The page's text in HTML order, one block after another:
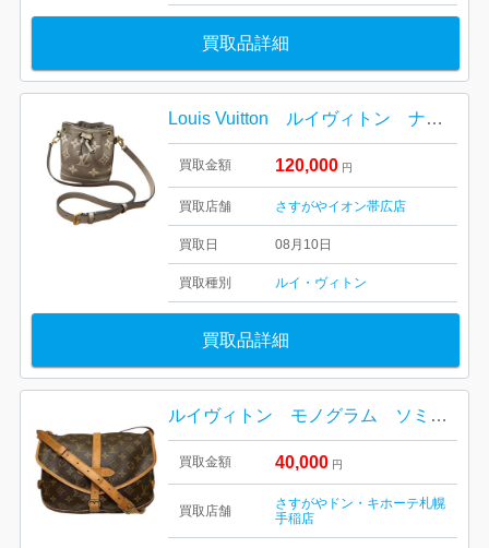
買取品詳細
Louis Vuitton ルイヴィトン ナノノエ モノグラムアンプラント
買取金額 120,000 円
買取店舗 さすがやイオン帯広店
買取日 08月10日
買取種別 ルイ・ヴィトン
買取品詳細
ルイヴィトン モノグラム ソミュールバッグ
買取金額 40,000 円
買取店舗
さすがやドン・キホーテ札幌
手稲店